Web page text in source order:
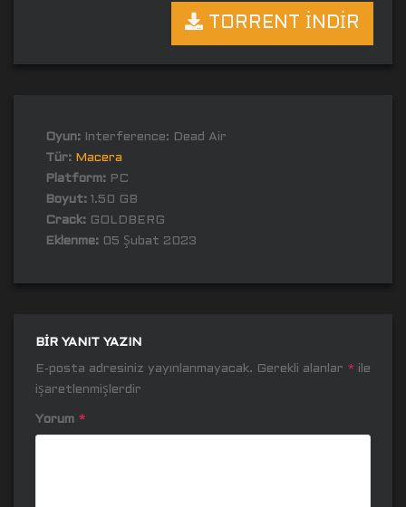
TORRENT İNDİR
Oyun: Interference: Dead Air
Tür: Macera
Platform: PC
Boyut: 1.50 GB
Crack: GOLDBERG
Eklenme: 05 Şubat 2023
BIR YANIT YAZIN
E-posta adresiniz yayınlanmayacak. Gerekli alanlar * ile
işaretlenmişlerdir
Yorum *